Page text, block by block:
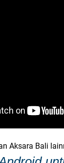
Aksara Bali